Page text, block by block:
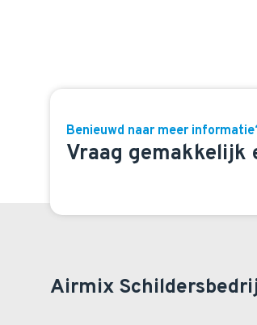
Benieuwd naar meer
Vraag gemakkelijk
Airmix